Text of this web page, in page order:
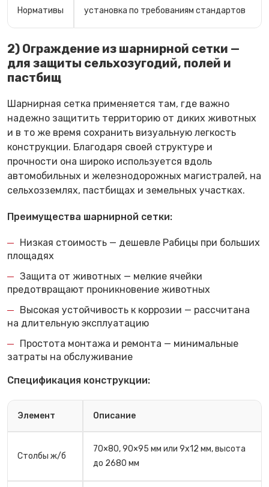
Нормативы установка по требованиям стандартов
2) Ограждение из шарнирной сетки —
для защиты сельхозугодий, полей и
пастбищ
Шарнирная сетка применяется там, где важно
надежно защитить территорию от диких животных
и в то же время сохранить визуальную легкость
конструкции. Благодаря своей структуре и
прочности она широко используется вдоль
автомобильных и железнодорожных магистралей, на
сельхозземлях, пастбищах и земельных участках.
Преимущества шарнирной сетки:
Низкая стоимость — дешевле Рабицы при больших
площадях
Защита от животных — мелкие ячейки
предотвращают проникновение животных
Высокая устойчивость к коррозии — рассчитана
на длительную эксплуатацию
Простота монтажа и ремонта — минимальные
затраты на обслуживание
Спецификация конструкции:
Элемент Описание
Столбы ж/б
70×80, 90×95 мм или 9x12 мм, высота
до 2680 мм